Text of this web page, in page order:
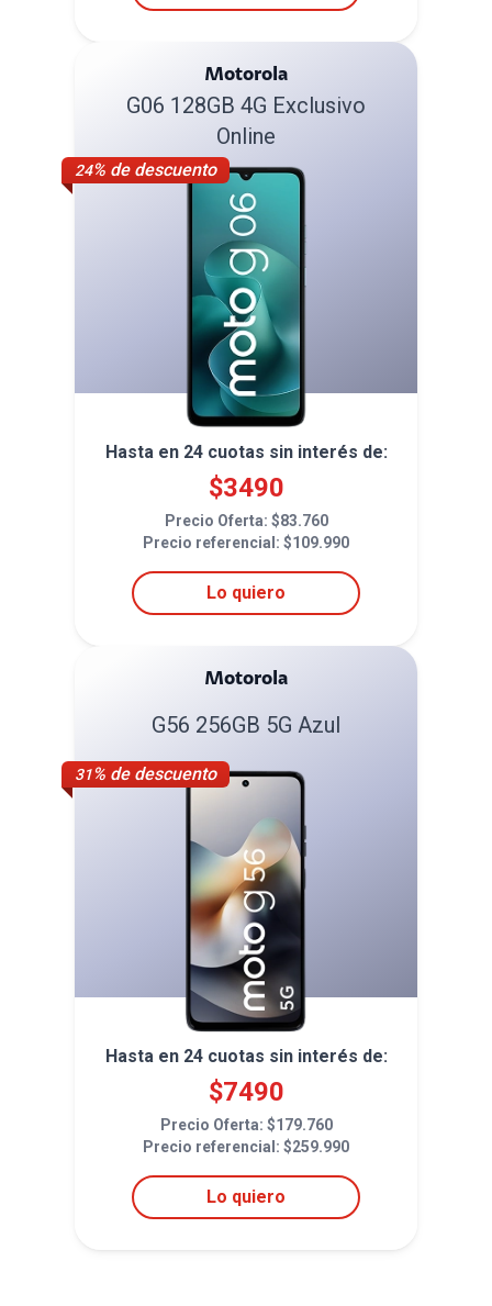
24% de descuento
Motorola
G06 128GB 4G Exclusivo
Online
Hasta en 24cuotas sin interés de:
$3490
Precio Oferta: $83.760
Precio referencial: $109.990
Lo quiero
31% de descuento
Motorola
G56 256GB 5G Azul
Hasta en 24cuotas sin interés de:
$7490
Precio Oferta: $179.760
Precio referencial: $259.990
Lo quiero